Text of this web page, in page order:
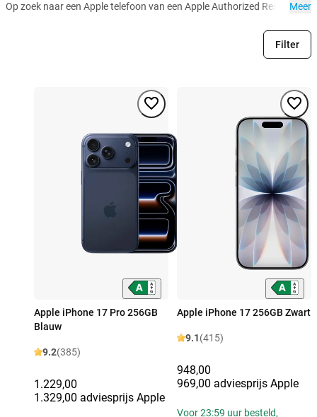
Op zoek naar een Apple telefoon van een Apple Authorized Reseller?
Meer
Filter
Apple iPhone 17 Pro 256GB
Blauw
9.2(385)
1.229,00
1.329,00 adviesprijs Apple
Apple iPhone 17 256GB Zwart
9.1(415)
948,00
969,00 adviesprijs Apple
Voor 23:59 uur besteld,